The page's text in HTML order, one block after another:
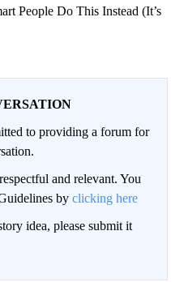
People Do This Instead (It’s
to providing a forum for
and relevant. You
by clicking here
idea, please submit it